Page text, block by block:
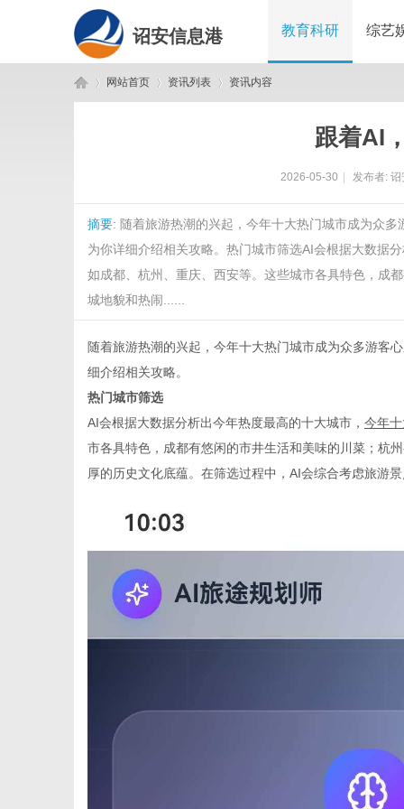
诏安信息港 教育科研 综艺
网站首页 资讯列表 资讯内容
跟着AI
2026-05-30 发布者: 诏
摘要: 随着旅游热潮的兴起，今年十大热门城市成为众
为你详细介绍相关攻略。热门城市筛选AI会根据大数据
如成都、杭州、重庆、西安等。这些城市各具特色，成
城地貌和热闹......
随着旅游热潮的兴起，今年十大热门城市成为众多游客
细介绍相关攻略。
热门城市筛选
AI会根据大数据分析出今年热度最高的十大城市， 今年
市各具特色，成都有悠闲的市井生活和美味的川菜；杭
厚的历史文化底蕴。在筛选过程中， AI会综合考虑旅游